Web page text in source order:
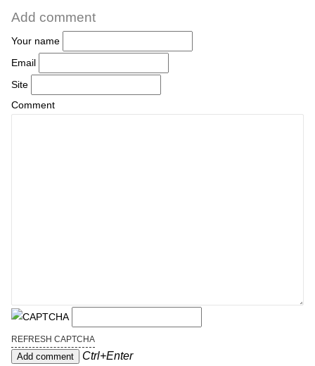
Add comment
Your name
Email
Site
Comment
REFRESH CAPTCHA
Ctrl+Enter